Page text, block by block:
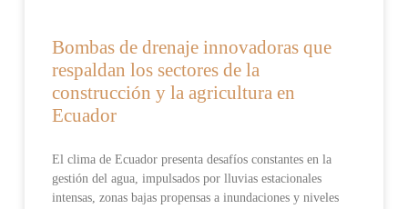
Bombas de drenaje innovadoras que
respaldan los sectores de la
construcción y la agricultura en
Ecuador
El clima de Ecuador presenta desafíos constantes en la
gestión del agua, impulsados por lluvias estacionales
intensas, zonas bajas propensas a inundaciones y niveles